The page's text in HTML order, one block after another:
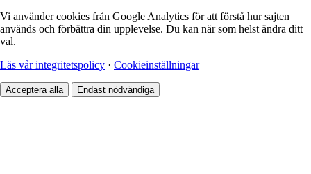
Vi använder cookies från Google Analytics för att förstå hur sajten
används och förbättra din upplevelse. Du kan när som helst ändra ditt
val.
Läs vår integritetspolicy · Cookieinställningar
Acceptera alla Endast nödvändiga